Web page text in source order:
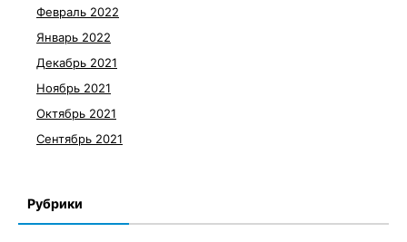
Февраль 2022
Январь 2022
Декабрь 2021
Ноябрь 2021
Октябрь 2021
Сентябрь 2021
Рубрики